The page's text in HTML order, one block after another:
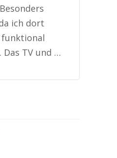
ich dort
TV und …